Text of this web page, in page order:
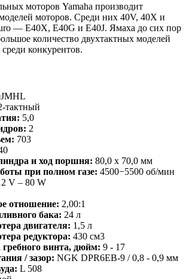
моторов Yamaha производит
моторов. Среди них 40V, 40X и
— E40X, E40G и E40J. Ямаха до сих пор
количество двухтактных моделей
конкурентов.
тактный
5,0
2
703
и ход поршня: 80,0 х 70,0 мм
при полном газе: 4500−5500 об/мин
V – 80 W
отношение: 2,00:1
бака: 24 л
двигателя: 1,5 л
редуктора: 430 см3
винта, дюйм: 9 - 17
/ зазор: NGK DPR6EB-9 / 0,8 - 0,9 мм
L 508